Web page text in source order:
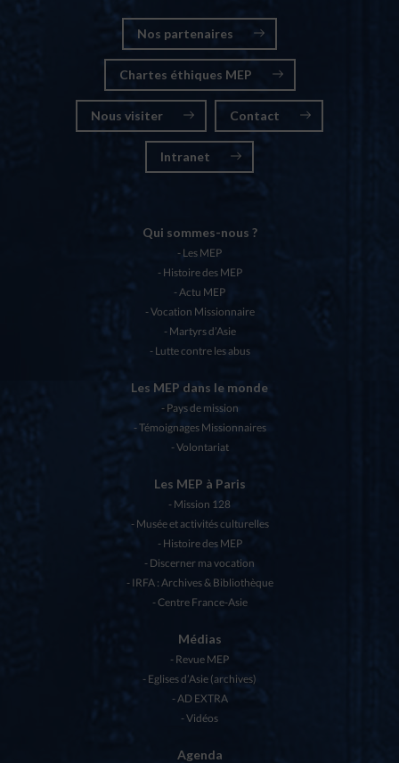
Nos partenaires
Chartes éthiques MEP
Nous visiter Contact
Intranet
Qui sommes-nous ?
Les MEP
Histoire des MEP
Actu MEP
Vocation Missionnaire
Martyrs d’Asie
Lutte contre les abus
Les MEP dans le monde
Pays de mission
Témoignages Missionnaires
Volontariat
Les MEP à Paris
Mission 128
Musée et activités culturelles
Histoire des MEP
Discerner ma vocation
IRFA : Archives & Bibliothèque
Centre France-Asie
Médias
Revue MEP
Eglises d’Asie (archives)
AD EXTRA
Vidéos
Agenda